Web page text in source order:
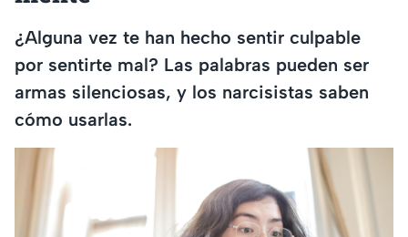
¿Alguna vez te han hecho sentir culpable
por sentirte mal? Las palabras pueden ser
armas silenciosas, y los narcisistas saben
cómo usarlas.